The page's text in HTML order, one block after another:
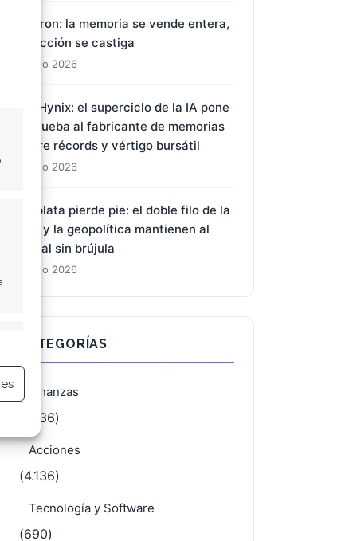
Micron: la memoria se vende entera,
la acción se castiga
2 Ago 2026
SK Hynix: el superciclo de la IA pone
a prueba al fabricante de memorias
entre récords y vértigo bursátil
2 Ago 2026
La plata pierde pie: el doble filo de la
Fed y la geopolítica mantienen al
metal sin brújula
2 Ago 2026
CATEGORÍAS
Finanzas
(4.136)
Acciones
(4.136)
Tecnología y Software
(690)